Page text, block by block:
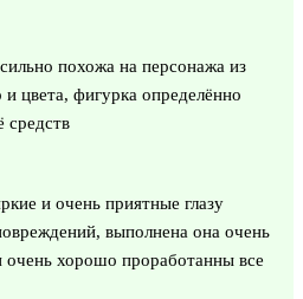
похожа на персонажа из
цвета, фигурка определённо
средств
и очень приятные глазу
выполнена она очень
очень хорошо проработанны все